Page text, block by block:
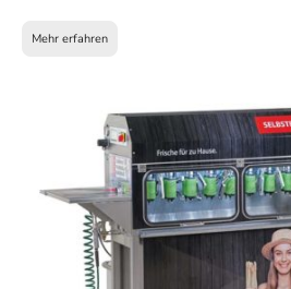
Mehr erfahren